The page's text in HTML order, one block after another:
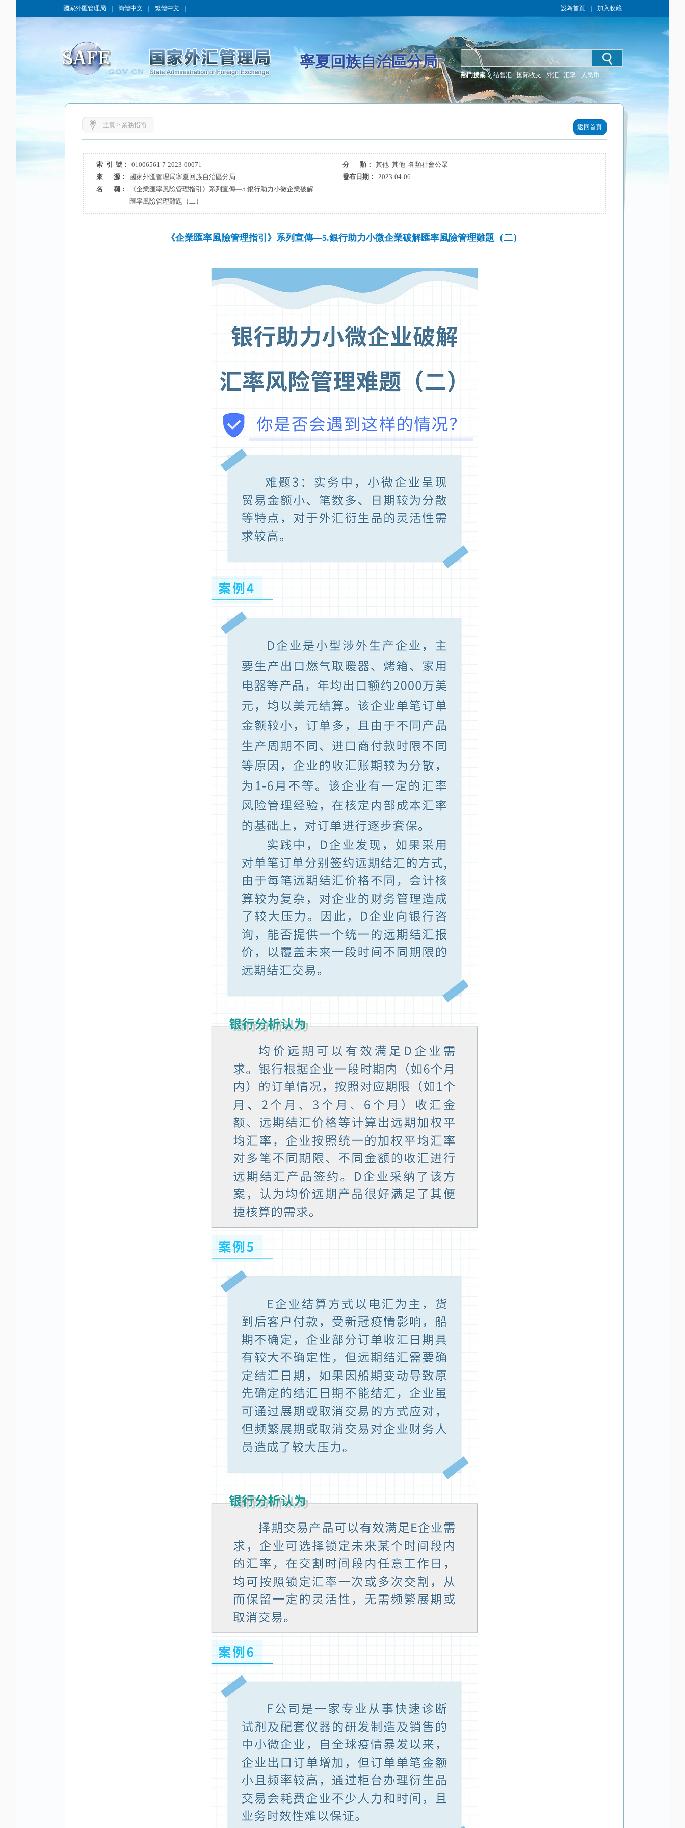
國家外匯管理局 簡體中文 繁體中文 設為首頁 加入收藏
寧夏回族自治區分局
熱門搜索： 结售汇 国际收支 外汇 汇率 人民币
主頁 > 業務指南 返回首頁
索 引 號： 01006561-7-2023-00071 分 類：
其他 其他 各類社會公眾
來 源：
國家外匯管理局寧夏回族自治區分局 發布日期：
2023-04-06
名 稱：
《企業匯率風險管理指引》系列宣傳—5.銀行助力小微企業破解
匯率風險管理難題（二）
《企業匯率風險管理指引》系列宣傳—5.銀行助力小微企業破解匯率風險管理難題（二）